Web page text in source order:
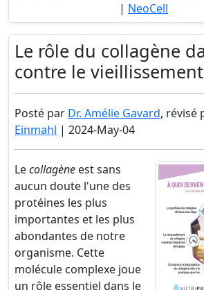
| NeoCell
Le rôle du collagène
contre le vieillissement
Posté par Dr. Amélie Gavard, révisé
Einmahl | 2024-May-04
Lecollagène est sans
aucun doute l'une des
protéines les plus
importantes et les plus
abondantes de notre
organisme. Cette
molécule complexe joue
un rôle essentiel dans le